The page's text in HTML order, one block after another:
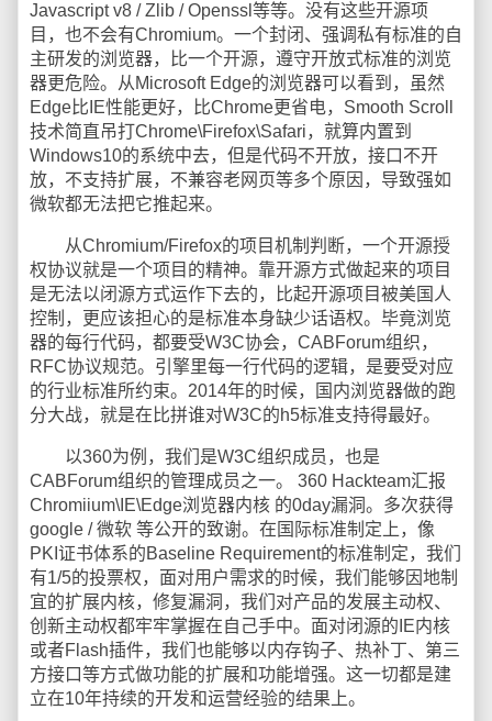
Javascript v8 / Zlib / Openssl等等。没有这些开源项
目，也不会有Chromium。一个封闭、强调私有标准的自
主研发的浏览器，比一个开源，遵守开放式标准的浏览
器更危险。从Microsoft Edge的浏览器可以看到，虽然
Edge比IE性能更好，比Chrome更省电，Smooth Scroll
技术简直吊打Chrome\Firefox\Safari，就算内置到
Windows10的系统中去，但是代码不开放，接口不开
放，不支持扩展，不兼容老网页等多个原因，导致强如
微软都无法把它推起来。
从Chromium/Firefox的项目机制判断，一个开源授
权协议就是一个项目的精神。靠开源方式做起来的项目
是无法以闭源方式运作下去的，比起开源项目被美国人
控制，更应该担心的是标准本身缺少话语权。毕竟浏览
器的每行代码，都要受W3C协会，CABForum组织，
RFC协议规范。引擎里每一行代码的逻辑，是要受对应
的行业标准所约束。2014年的时候，国内浏览器做的跑
分大战，就是在比拼谁对W3C的h5标准支持得最好。
以360为例，我们是W3C组织成员，也是
CABForum组织的管理成员之一。 360 Hackteam汇报
Chromiium\IE\Edge浏览器内核 的0day漏洞。多次获得
google / 微软 等公开的致谢。在国际标准制定上，像
PKI证书体系的Baseline Requirement的标准制定，我们
有1/5的投票权，面对用户需求的时候，我们能够因地制
宜的扩展内核，修复漏洞，我们对产品的发展主动权、
创新主动权都牢牢掌握在自己手中。面对闭源的IE内核
或者Flash插件，我们也能够以内存钩子、热补丁、第三
方接口等方式做功能的扩展和功能增强。这一切都是建
立在10年持续的开发和运营经验的结果上。